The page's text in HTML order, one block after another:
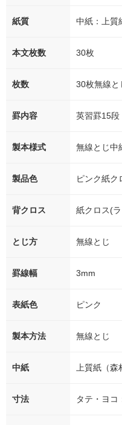
紙質 中紙：上質
本文枚数 30枚
枚数 30枚無線と
罫内容 英習罫15段
製本様式 無線とじ中
製品色 ピンク紙ク
背クロス 紙クロス(
とじ方 無線とじ
罫線幅 3mm
表紙色 ピンク
製本方法 無線とじ
中紙 上質紙（森
寸法 タテ・ヨコ